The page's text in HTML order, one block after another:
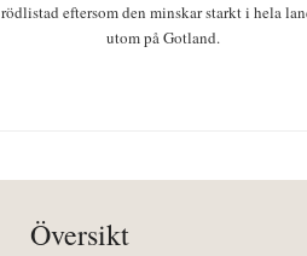
rödlistad eftersom den minskar starkt i hela
utom på Gotland.
Översikt